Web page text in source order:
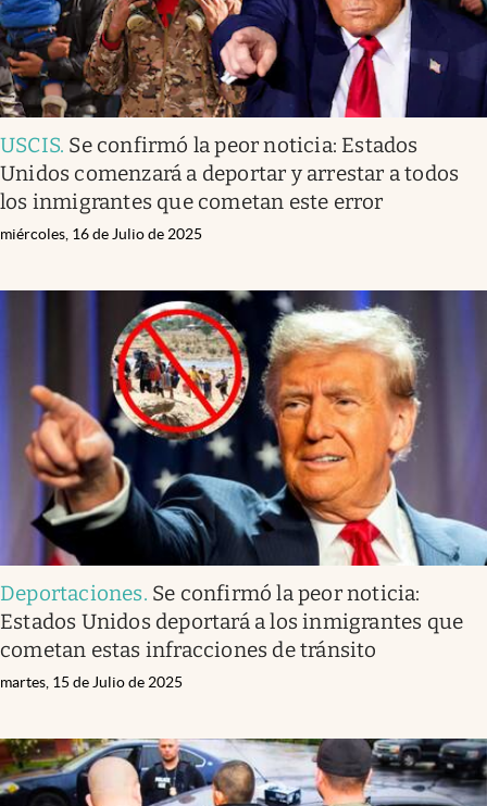
USCIS. Se confirmó la peor noticia: Estados
Unidos comenzará a deportar y arrestar a todos
los inmigrantes que cometan este error
miércoles, 16 de Julio de 2025
Deportaciones. Se confirmó la peor noticia:
Estados Unidos deportará a los inmigrantes que
cometan estas infracciones de tránsito
martes, 15 de Julio de 2025